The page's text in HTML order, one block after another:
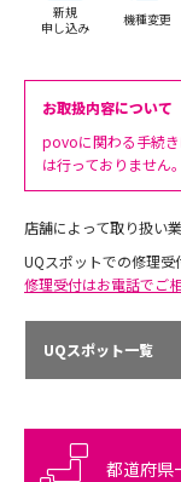
新規
申し込み
機種変更
お取扱内容について
povoに関わる手続
は行っておりません。
店舗によって取り扱い
UQスポットでの修理受
修理受付はお電話でご
UQスポット一覧
都道府県